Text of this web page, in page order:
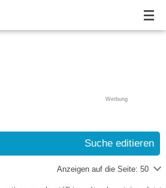
Werbung
Suche editieren
Anzeigen auf die Seite: 50